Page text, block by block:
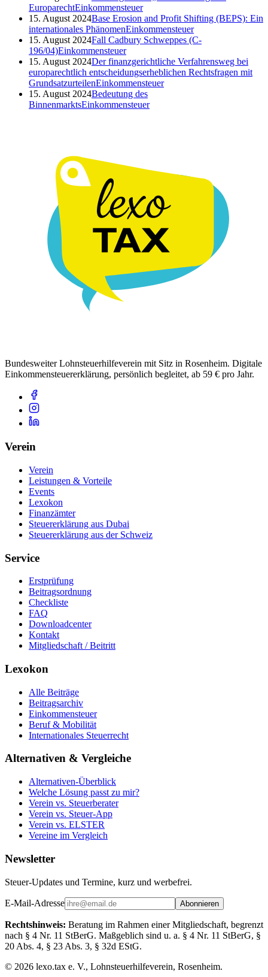
EuroparechtEinkommensteuer
15. August 2024Base Erosion and Profit Shifting (BEPS): Ein
internationales PhänomenEinkommensteuer
15. August 2024Fall Cadbury Schweppes (C-
196/04)Einkommensteuer
15. August 2024Der finanzgerichtliche Verfahrensweg bei
europarechtlich entscheidungserheblichen Rechtsfragen mit
GrundsatzurteilenEinkommensteuer
15. August 2024Bedeutung des
BinnenmarktsEinkommensteuer
Bundesweiter Lohnsteuerhilfeverein mit Sitz in Rosenheim. Digitale
Einkommensteuererklärung, persönlich begleitet, ab 59 € pro Jahr.
Verein
Verein
Leistungen & Vorteile
Events
Lexokon
Finanzämter
Steuererklärung aus Dubai
Steuererklärung aus der Schweiz
Service
Erstprüfung
Beitragsordnung
Checkliste
FAQ
Downloadcenter
Kontakt
Mitgliedschaft / Beitritt
Lexokon
Alle Beiträge
Beitragsarchiv
Einkommensteuer
Beruf & Mobilität
Internationales Steuerrecht
Alternativen & Vergleiche
Alternativen-Überblick
Welche Lösung passt zu mir?
Verein vs. Steuerberater
Verein vs. Steuer-App
Verein vs. ELSTER
Vereine im Vergleich
Newsletter
Steuer-Updates und Termine, kurz und werbefrei.
E-Mail-Adresse Abonnieren
Rechtshinweis: Beratung im Rahmen einer Mitgliedschaft, begrenzt
nach § 4 Nr. 11 StBerG. Maßgeblich sind u. a. § 4 Nr. 11 StBerG, §
20 Abs. 4, § 23 Abs. 3, § 32d EStG.
© 2026 lexo.tax e. V., Lohnsteuerhilfeverein, Rosenheim.